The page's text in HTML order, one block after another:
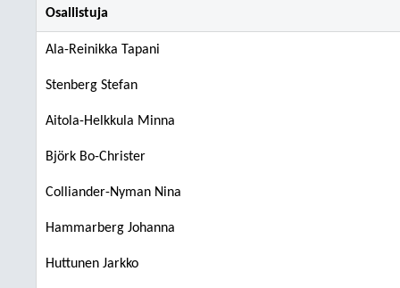
Osallistuja
Ala-Reinikka Tapani
Stenberg Stefan
Aitola-Helkkula Minna
Björk Bo-Christer
Colliander-Nyman Nina
Hammarberg Johanna
Huttunen Jarkko